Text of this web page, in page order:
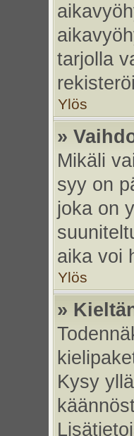
tarjolla
Ylös
»
Mikäli
syy on
joka on
aika voi
Ylös
»
Kysy